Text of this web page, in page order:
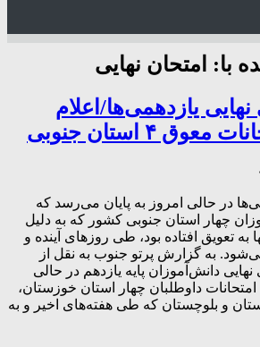
با:
امتحان نهایی
یازدهمی‌ها/اعلام
۴ استان جنوبی
در حالی امروز به پایان می‌رسد که
چهار استان جنوبی کشور که به دلیل
به تعویق افتاده بود، طی روزهای آینده و
به گزارش پرتو جنوب به نقل از
نهایی دانش‌آموزان پایه یازدهم در حالی
داوطلبان چهار استان خوزستان،
و بلوچستان که طی هفته‌های اخیر و به